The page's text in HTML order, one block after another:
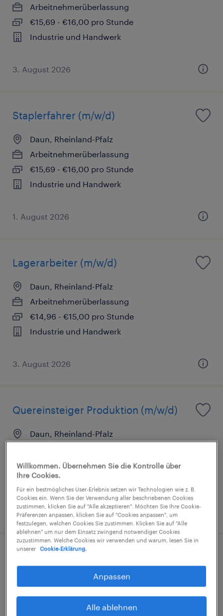
Arbeitnehmerüberlassung
€15,69 - €16,00 pro Stunde
Industrie und Handwerk
3. August 2026
Staplerfahrer (m/w/d)
Daun, Rheinland-Pfalz
Arbeitnehmerüberlassung
€15,69 - €16,00 pro Stunde
Industrie und Handwerk
1. August 2026
Lagerarbeiter (m/w/d)
Daun, Rheinland-Pfalz
Arbeitnehmerüberlassung
€14,96 - €15,00 pro Stunde
Industrie und Handwerk
3. August 2026
Quereinsteiger Produktion (m/w/d)
Daun, Rheinland-Pfalz
€14,96 - €15,00 pro Stunde
Industrie und Handwerk
3. August 2026
Daun, Rheinland-Pfalz
Arbeitnehmerüberlassung
€14,96 - €15,00 pro Stunde
Willkommen. Übernehmen Sie die Kontrolle über
Ihre Cookies.
Für ein bestmögliches User-Erlebnis setzen wir Technologien wie z. B.
Cookies ein. Wenn Sie der Verwendung aller beschriebenen Cookies
zustimmen, klicken Sie auf "Alle akzeptieren". Möchten Sie Ihre Cookie-
Präferenzen anpassen, klicken Sie auf "Cookies anpassen", um
festzulegen, welchen Cookies Sie zustimmen. Klicken Sie auf "Alle
ablehnen" um nur dem Einsatz zwingend notwendiger Cookies
zuzustimmen. Welche Cookies wir verwenden und warum, lesen Sie in
unserer
Cookie-Erklärung.
Anpassen
Alle ablehnen